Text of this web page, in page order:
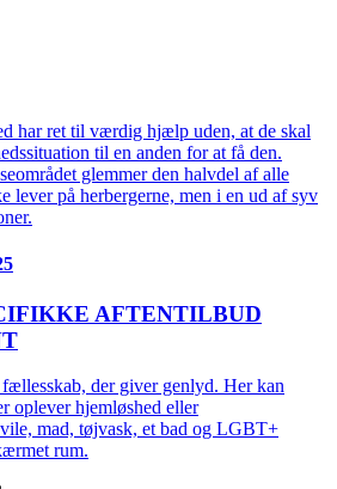
har ret til værdig hjælp uden, at de skal
til en anden for at få den.
glemmer den halvdel af alle
lever på herbergerne, men i en ud af syv
AFTENTILBUD
der giver genlyd. Her kan
oplever hjemløshed eller
mad, tøjvask, et bad og LGBT+
rum.